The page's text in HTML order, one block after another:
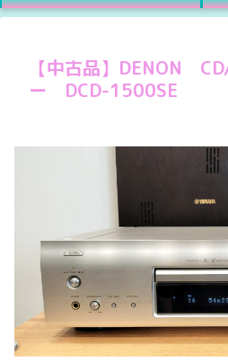
【中古品】DENON
ー DCD-1500SE